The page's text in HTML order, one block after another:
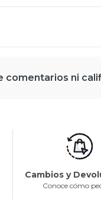
comentarios ni
Cambios y
Conoce cómo